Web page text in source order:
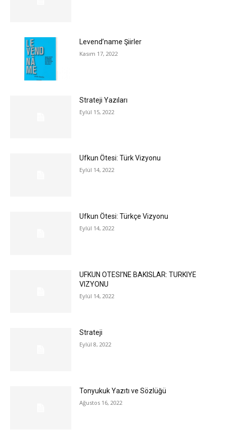
Levend’name Şiirler
Kasım 17, 2022
Strateji Yazıları
Eylül 15, 2022
Ufkun Ötesi: Türk Vizyonu
Eylül 14, 2022
Ufkun Ötesi: Türkçe Vizyonu
Eylül 14, 2022
UFKUN OTESI’NE BAKISLAR: TURKIYE
VIZYONU
Eylül 14, 2022
Strateji
Eylül 8, 2022
Tonyukuk Yazıtı ve Sözlüğü
Ağustos 16, 2022